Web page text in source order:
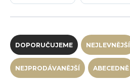
Řazení produktů
DOPORUČUJEME NEJLEVNĚJŠÍ
NEJPRODÁVANĚJŠÍ ABECEDNĚ